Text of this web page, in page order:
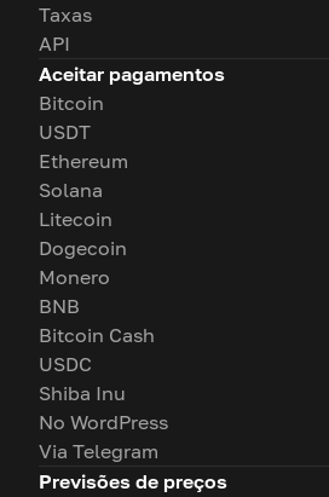
Taxas
API
Aceitar pagamentos
Bitcoin
USDT
Ethereum
Solana
Litecoin
Dogecoin
Monero
BNB
Bitcoin Cash
USDC
Shiba Inu
No WordPress
Via Telegram
Previsões de preços